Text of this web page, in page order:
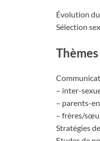
Évolution
Sélection
– inter-
– parents-
– frères/
Stratégies